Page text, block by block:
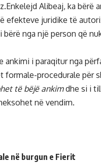
Alibeaj, ka bërë
efekteve juridike të
nga një person që
ankimi i paraqitur nga
formale-procedurale për
të bëjë ankimdhe si i
në vendim.
në burgun e Fierit